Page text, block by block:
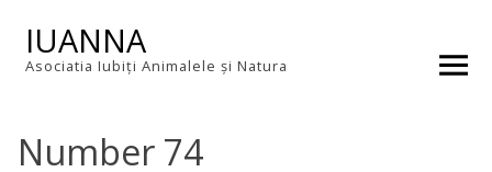
content
IUANNA
Asociatia Iubiți Animalele și Natura
Number 74